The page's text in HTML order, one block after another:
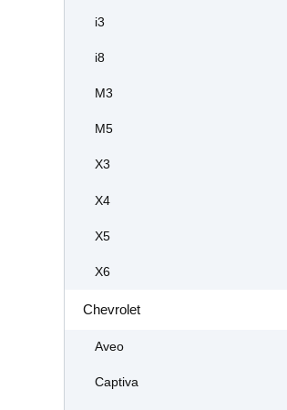
i3
i8
M3
M5
X3
X4
X5
X6
Chevrolet
Aveo
Captiva